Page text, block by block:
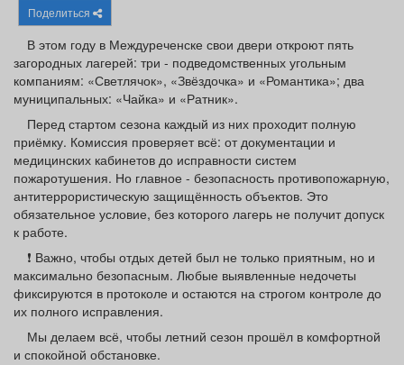
Афиша
Товары Поздравления Погода
ТВ программа Я - пенсионер
Поделиться
В этом году в Междуреченске свои двери откроют пять
загородных лагерей: три - подведомственных угольным
компаниям: «Светлячок», «Звёздочка» и «Романтика»; два
муниципальных: «Чайка» и «Ратник».
Перед стартом сезона каждый из них проходит полную
приёмку. Комиссия проверяет всё: от документации и
медицинских кабинетов до исправности систем
пожаротушения. Но главное - безопасность противопожарную,
антитеррористическую защищённость объектов. Это
обязательное условие, без которого лагерь не получит допуск
к работе.
❗ Важно, чтобы отдых детей был не только приятным, но и
максимально безопасным. Любые выявленные недочеты
фиксируются в протоколе и остаются на строгом контроле до
их полного исправления.
Мы делаем всё, чтобы летний сезон прошёл в комфортной
и спокойной обстановке.